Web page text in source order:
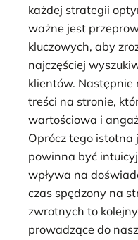
każdej strategii
ważne jest
kluczowych, aby
najczęściej
klientów. Następnie
treści na stronie,
wartościowa i
Oprócz tego
powinna być
wpływa na
czas spędzony na
zwrotnych to
prowadzące do